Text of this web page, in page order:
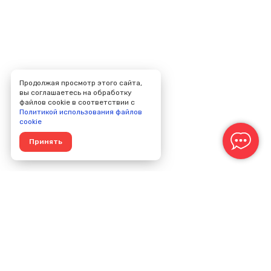
Продолжая просмотр этого сайта,
вы соглашаетесь на обработку
файлов cookie в соответствии с
Политикой использования файлов
cookie
Принять